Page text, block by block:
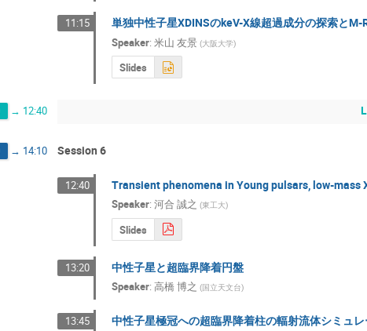
11:15 単独中性子星XDINSのkeV-X線超過成分の探索とM-
Speaker: 米山 友景 (大阪大学)
Slides
→ 12:40
→ 14:10 Session 6
12:40 Transient phenomena in Young pulsars, low-
Speaker: 河合 誠之 (東工大)
Slides
13:20 中性子星と超臨界降着円盤
Speaker: 高橋 博之 (国立天文台)
13:45 中性子星極冠への超臨界降着柱の輻射流体シミュ